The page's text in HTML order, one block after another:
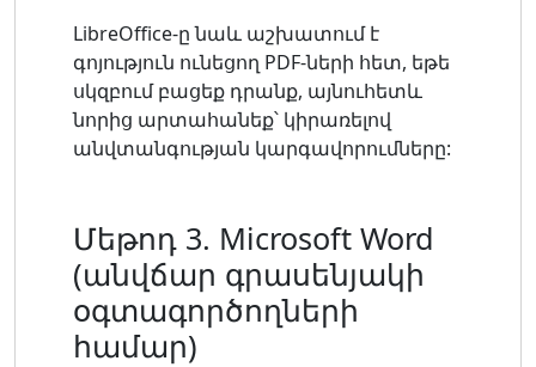
LibreOffice-ը նաև աշխատում է
գոյություն ունեցող PDF-ների հետ, եթե
սկզբում բացեք դրանք, այնուհետև
նորից արտահանեք՝ կիրառելով
անվտանգության կարգավորումները:
Մեթոդ 3. Microsoft Word
(անվճար գրասենյակի
օգտագործողների
համար)